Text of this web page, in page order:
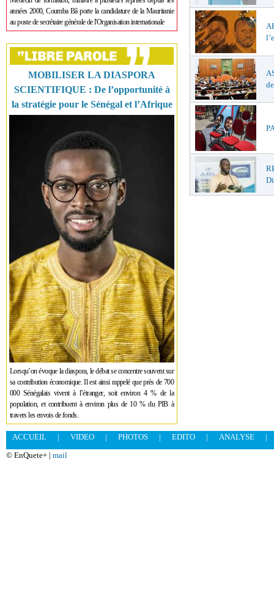
années 2000, Coumba Bâ porte la candidature de la Mauritanie
au poste de secrétaire générale de l'Organisation internationale
MOBILISER LA DIASPORA
SCIENTIFIQUE : De l’opportunité à
la stratégie pour le Sénégal et l’Afrique
Lorsqu’on évoque la diaspora, le débat se concentre souvent sur
sa contribution économique. Il est ainsi rappelé que près de 700
000 Sénégalais vivent à l’étranger, soit environ 4 % de la
population, et contribuent à environ plus de 10 % du PIB à
travers les envois de fonds.
ACCUEIL | VIDEO | PHOTOS | EDITO | ANALYSE
|
© EnQuete+ | mail